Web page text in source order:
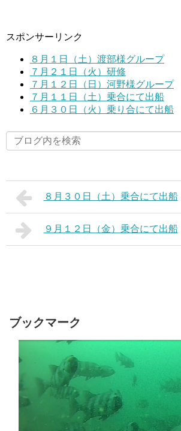
スポンサーリンク
８月１日（土）渡部様グループ
７月２１日（火）研修
７月１２日（日）河野様グループ
７月１１日（土）乗合にて出船
６月３０日（火）乗り合にて出船
８月３０日（土）乗合にて出船
９月１２日（金）乗合にて出船
ブックマーク